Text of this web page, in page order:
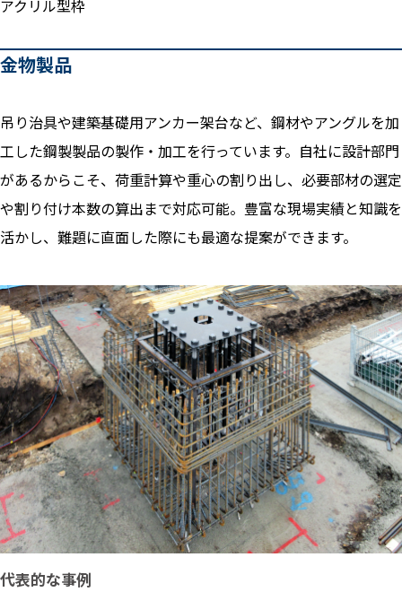
アクリル型枠
金物製品
吊り治具や建築基礎用アンカー架台など、鋼材やアングルを加
工した鋼製製品の製作・加工を行っています。自社に設計部門
があるからこそ、荷重計算や重心の割り出し、必要部材の選定
や割り付け本数の算出まで対応可能。豊富な現場実績と知識を
活かし、難題に直面した際にも最適な提案ができます。
代表的な事例